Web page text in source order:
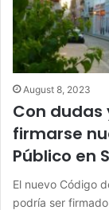
August 8, 2023
Con dudas
firmarse
Público en
El nuevo Código
podría ser